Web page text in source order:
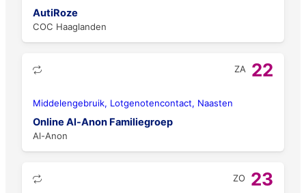
AutiRoze
COC Haaglanden
ZA 22
Middelengebruik, Lotgenotencontact, Naasten
Online Al-Anon Familiegroep
Al-Anon
ZO 23